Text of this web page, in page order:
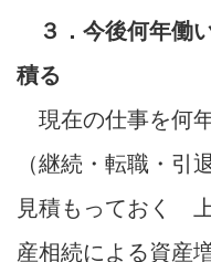
３．今後何年働
積る
現在の仕事を何
（継続・転職・引
見積もっておく
産相続による資産